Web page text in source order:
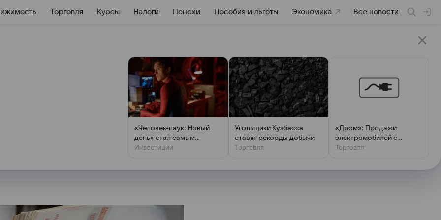
Торговля Курсы Налоги Пенсии Пособия и льготы Экономика Все новости
в
чем женщин
в октябре 2025 года
изучив данные Росстата.
«Человек-паук: Новый
день» стал самым
кассовым фильмом года
Инвестиции
Угольщики Кузбасса
ставят рекорды добычи
Торговля
«Дром»: Продажи
электромобилей с
пробегом растут второй
Торговля